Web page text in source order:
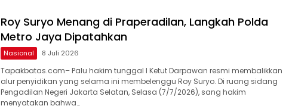
Roy Suryo Menang di Praperadilan, Langkah Polda
Metro Jaya Dipatahkan
Nasional 8 Juli 2026
Tapakbatas.com– Palu hakim tunggal I Ketut Darpawan resmi membalikkan
alur penyidikan yang selama ini membelenggu Roy Suryo. Di ruang sidang
Pengadilan Negeri Jakarta Selatan, Selasa (7/7/2026), sang hakim
menyatakan bahwa…